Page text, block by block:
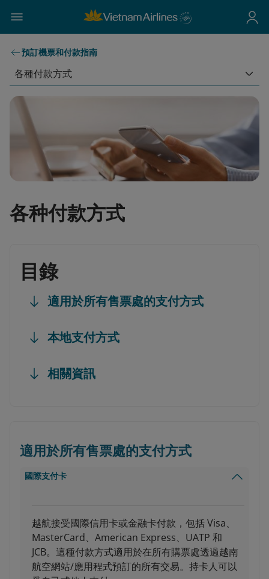
預訂機票和付款指南
各種付款方式
各种付款方式
目錄
適用於所有售票處的支付方式
本地支付方式
相關資訊
適用於所有售票處的支付方式
國際支付卡
越航接受國際信用卡或金融卡付款，包括 Visa、
MasterCard、American Express、UATP 和
JCB。這種付款方式適用於在所有購票處透過越南
航空網站/應用程式預訂的所有交易。持卡人可以